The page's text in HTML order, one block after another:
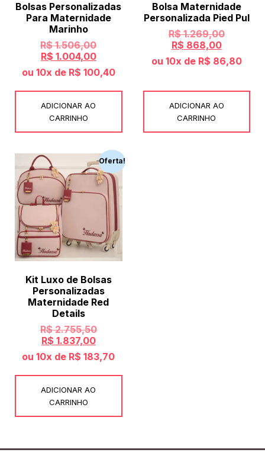
Bolsas Personalizadas
Para Maternidade
Marinho
R$1.506,00
R$ 1.004,00
ou 10x de R$ 100,40
ADICIONAR AO
CARRINHO
Bolsa Maternidade
Personalizada Pied Pul
R$1.269,00
R$ 868,00
ou 10x de R$ 86,80
ADICIONAR AO
CARRINHO
Oferta!
Kit Luxo de Bolsas
Personalizadas
Maternidade Red
Details
R$2.755,50
R$ 1.837,00
ou 10x de R$ 183,70
ADICIONAR AO
CARRINHO